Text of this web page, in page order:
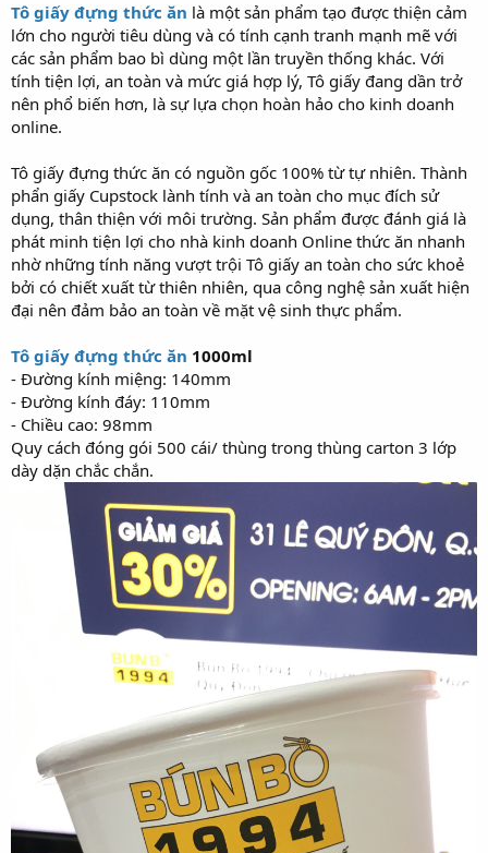
Tô giấy đựng thức ăn là một sản phẩm tạo được thiện cảm
lớn cho người tiêu dùng và có tính cạnh tranh mạnh mẽ với
các sản phẩm bao bì dùng một lần truyền thống khác. Với
tính tiện lợi, an toàn và mức giá hợp lý, Tô giấy đang dần trở
nên phổ biến hơn, là sự lựa chọn hoàn hảo cho kinh doanh
online.
Tô giấy đựng thức ăn có nguồn gốc 100% từ tự nhiên. Thành
phẩn giấy Cupstock lành tính và an toàn cho mục đích sử
dụng, thân thiện với môi trường. Sản phẩm được đánh giá là
phát minh tiện lợi cho nhà kinh doanh Online thức ăn nhanh
nhờ những tính năng vượt trội Tô giấy an toàn cho sức khoẻ
bởi có chiết xuất từ thiên nhiên, qua công nghệ sản xuất hiện
đại nên đảm bảo an toàn về mặt vệ sinh thực phẩm.
Tô giấy đựng thức ăn 1000ml
- Đường kính miệng: 140mm
- Đường kính đáy: 110mm
- Chiều cao: 98mm
Quy cách đóng gói 500 cái/ thùng trong thùng carton 3 lớp
dày dặn chắc chắn.